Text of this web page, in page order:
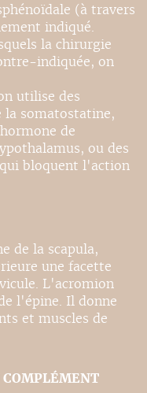
(à travers
indiqué.
la chirurgie
indiquée, on
utilise des
la somatostatine,
de
ou des
bloquent l'action
de la scapula,
une facette
L'acromion
l'épine. Il donne
et muscles de